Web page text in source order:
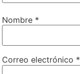
Nombre *
Correo electrónico *